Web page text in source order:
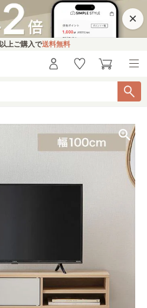
×
以上ご購入で送料無料